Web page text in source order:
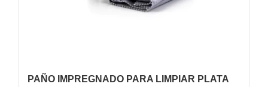
PAÑO IMPREGNADO PARA LIMPIAR PLATA